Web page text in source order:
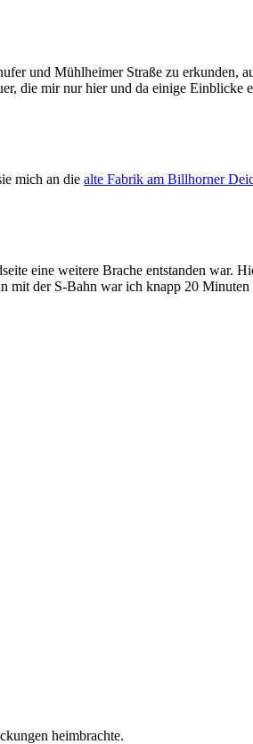
und Mühlheimer Straße zu erkunden,
die mir nur hier und da einige
mich an die alte Fabrik am Billhorner
eine weitere Brache entstanden war.
der S-Bahn war ich knapp 20
heimbrachte.